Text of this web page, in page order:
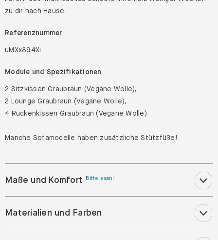
zu dir nach Hause.
Referenznummer
uMXx894Xi
Module und Spezifikationen
2 Sitzkissen Graubraun (Vegane Wolle),
2 Lounge Graubraun (Vegane Wolle),
4 Rückenkissen Graubraun (Vegane Wolle)
Manche Sofamodelle haben zusätzliche Stützfüße!
Maße und Komfort Bitte lesen!
Materialien und Farben